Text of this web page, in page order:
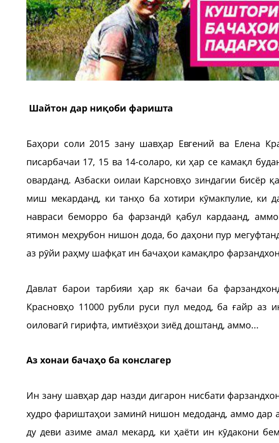
Шайтон дар ниқоби фаришта
Баҳори соли 2015 зану шавҳар Евгений ва Елена
писарбачаи 17, 15 ва 14-соларо, ки ҳар се камақл
оварданд. Азбаски оилаи Карсновҳо зиндагии
миш мекарданд, ки танҳо ба хотири кӯмакпулие, ки
навраси беморро ба фарзандӣ қабул кардаанд,
ятимон меҳрубон нишон дода, бо даҳони пур
аз рӯйи раҳму шафқат ин бачаҳои камақлро
Давлат барои тарбияи ҳар як бачаи ба
Красновҳо 11000 рубли руси пул медод, ба ғайр аз
оиловагӣ гирифта, имтиёзҳои зиёд доштанд, аммо...
Аз хонаи бачаҳо ба конслагер
Ин зану шавҳар дар назди дигарон нисбати
худро фариштаҳои заминӣ нишон медоданд, аммо дар
ду деви азиме амал мекард, ки ҳаёти ин кӯдакони